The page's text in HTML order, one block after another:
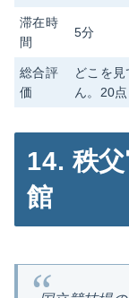
滞在時
間
5分
総合評
価
どこを
ん。20点
14. 秩
館